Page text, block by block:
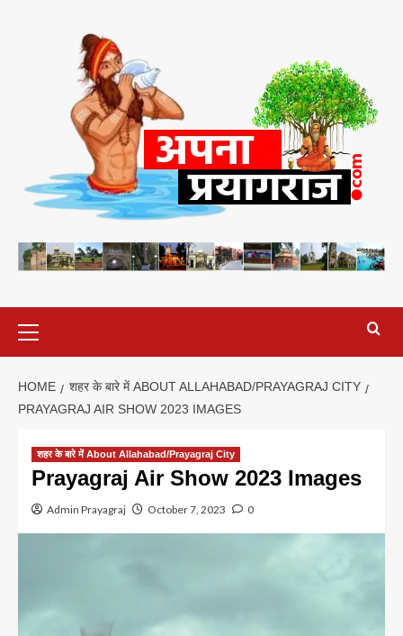
Menu
HOME
शहर के बारे में ABOUT ALLAHABAD/PRAYAGRAJ CITY
PRAYAGRAJ AIR SHOW 2023 IMAGES
शहर के बारे में About Allahabad/Prayagraj City
Prayagraj Air Show 2023 Images
Admin Prayagraj October 7, 2023 0